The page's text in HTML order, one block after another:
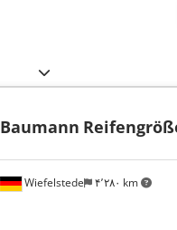
Wiefelstede ۴٬۲۸۰ km
Baumann